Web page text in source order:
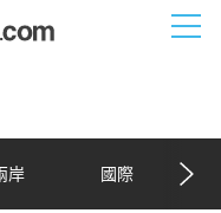
岸 國際